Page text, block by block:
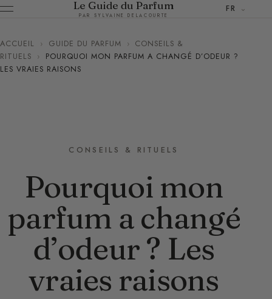
Le Guide du Parfum
PAR SYLVAINE DELACOURTE
FR
ACCUEIL › GUIDE DU PARFUM › CONSEILS &
RITUELS
›
POURQUOI MON PARFUM A CHANGÉ D’ODEUR ?
LES VRAIES RAISONS
CONSEILS & RITUELS
Pourquoi mon
parfum a changé
d’odeur ? Les
vraies raisons